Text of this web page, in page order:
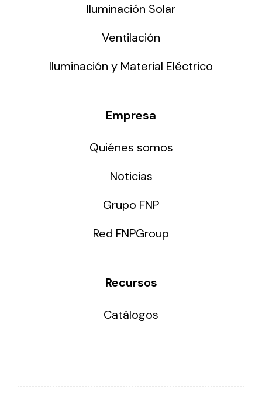
Iluminación Solar
Ventilación
Iluminación y Material Eléctrico
Empresa
Quiénes somos
Noticias
Grupo FNP
Red FNPGroup
Recursos
Catálogos